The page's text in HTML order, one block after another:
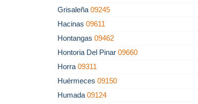
Grisaleña 09245
Hacinas 09611
Hontangas 09462
Hontoria Del Pinar 09660
Horra 09311
Huérmeces 09150
Humada 09124